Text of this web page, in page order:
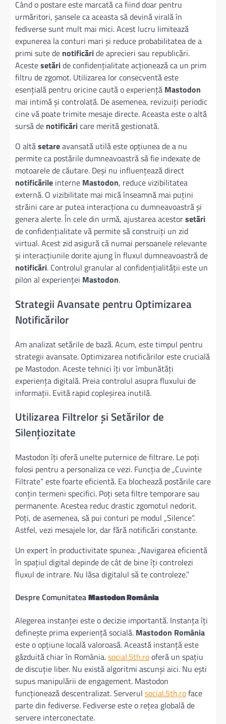
Când o postare este marcată ca fiind doar pentru
urmăritori, șansele ca aceasta să devină virală în
fediverse sunt mult mai mici. Acest lucru limitează
expunerea la conturi mari și reduce probabilitatea de a
primi sute de notificăride aprecieri sau republicări.
Acestesetăride confidențialitate acționează ca un prim
filtru de zgomot. Utilizarea lor consecventă este
esențială pentru oricine caută o experiență Mastodon
mai intimă și controlată. De asemenea, revizuiți periodic
cine vă poate trimite mesaje directe. Aceasta este o altă
sursă de notificăricare merită gestionată.
O altăsetareavansată utilă este opțiunea de a nu
permite ca postările dumneavoastră să fie indexate de
motoarele de căutare. Deși nu influențează direct
notificările interne Mastodon, reduce vizibilitatea
externă. O vizibilitate mai mică înseamnă mai puțini
străini care ar putea interacționa cu dumneavoastră și
genera alerte. În cele din urmă, ajustarea acestorsetări
de confidențialitate vă permite să construiți un zid
virtual. Acest zid asigură că numai persoanele relevante
și interacțiunile dorite ajung în fluxul dumneavoastră de
notificări. Controlul granular al confidențialității este un
pilon al experienței Mastodon.
Strategii Avansate pentru Optimizarea
Notificărilor
Am analizat setările de bază. Acum, este timpul pentru
strategii avansate. Optimizarea notificărilor este crucială
pe Mastodon. Aceste tehnici îți vor îmbunătăți
experiența digitală. Preia controlul asupra fluxului de
informații. Evită rapid copleșirea inutilă.
Utilizarea Filtrelor și Setărilor de
Silențiozitate
Mastodon îți oferă unelte puternice de filtrare. Le poți
folosi pentru a personaliza ce vezi. Funcția de „Cuvinte
Filtrate” este foarte eficientă. Ea blochează postările care
conțin termeni specifici. Poți seta filtre temporare sau
permanente. Acestea reduc drastic zgomotul nedorit.
Poți, de asemenea, să pui conturi pe modul „Silence”.
Astfel, vezi mesajele lor, dar fără notificări constante.
Un expert în productivitate spunea: „Navigarea eficientă
în spațiul digital depinde de cât de bine îți controlezi
fluxul de intrare. Nu lăsa digitalul să te controleze.”
Despre ComunitateaMastodon România
Alegerea instanței este o decizie importantă. Instanța îți
definește prima experiență socială. Mastodon România
este o opțiune locală valoroasă. Această instanță este
găzduită chiar în România.social.5th.rooferă un spațiu
de discuție liber. Nu există algoritmi ascunși aici. Nu ești
supus manipulării de engagement. Mastodon
funcționează descentralizat. Serverul social.5th.roface
parte din fediverse. Fediverse este o rețea globală de
servere interconectate.